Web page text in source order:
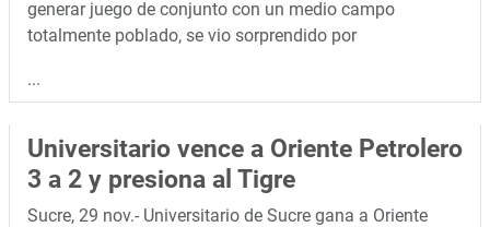
generar juego de conjunto con un medio campo
totalmente poblado, se vio sorprendido por
...
Universitario vence a Oriente Petrolero
3 a 2 y presiona al Tigre
Sucre, 29 nov.- Universitario de Sucre gana a Oriente